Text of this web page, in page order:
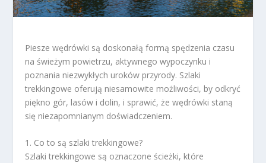
Piesze wędrówki są doskonałą formą spędzenia czasu
na świeżym powietrzu, aktywnego wypoczynku i
poznania niezwykłych uroków przyrody. Szlaki
trekkingowe oferują niesamowite możliwości, by odkryć
piękno gór, lasów i dolin, i sprawić, że wędrówki staną
się niezapomnianym doświadczeniem.
1. Co to są szlaki trekkingowe?
Szlaki trekkingowe są oznaczone ścieżki, które